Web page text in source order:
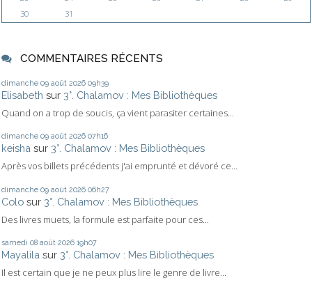
30
31
COMMENTAIRES RÉCENTS
dimanche 09 août 2026 09h39
Elisabeth sur 3°. Chalamov : Mes Bibliothèques
Quand on a trop de soucis, ça vient parasiter certaines...
dimanche 09 août 2026 07h16
keisha sur 3°. Chalamov : Mes Bibliothèques
Après vos billets précédents j'ai emprunté et dévoré ce...
dimanche 09 août 2026 06h27
Colo sur 3°. Chalamov : Mes Bibliothèques
Des livres muets, la formule est parfaite pour ces...
samedi 08 août 2026 19h07
Mayalila sur 3°. Chalamov : Mes Bibliothèques
Il est certain que je ne peux plus lire le genre de livre...